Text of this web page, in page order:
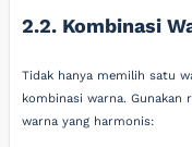
2.2. Kombinasi
Tidak hanya memilih satu
kombinasi warna.
warna yang harmonis: